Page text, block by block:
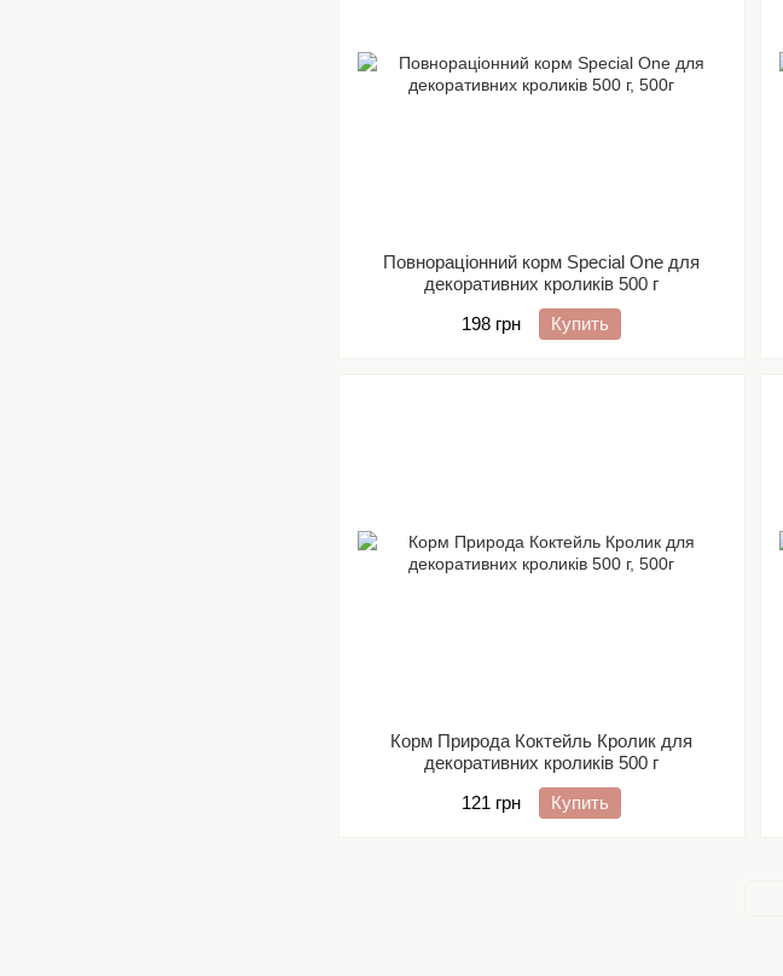
Повнораціонний корм Special One для
декоративних кроликів 500 г
198 грн
Купить
Корм Природа Коктейль Кролик для
декоративних кроликів 500 г
121 грн
Купить